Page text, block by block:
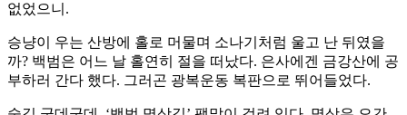
없었으니.
승냥이 우는 산방에 홀로 머물며 소나기처럼 울고 난 뒤였을
까? 백범은 어느 날 홀연히 절을 떠났다. 은사에겐 금강산에 공
부하러 간다 했다. 그러곤 광복운동 복판으로 뛰어들었다.